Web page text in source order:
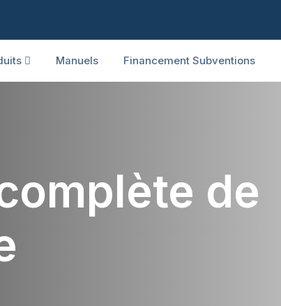
Manuels Financement Subventions
de